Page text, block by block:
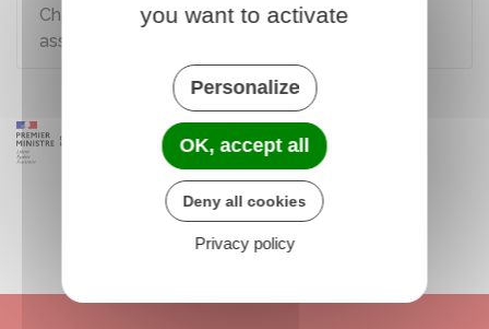
Changements dans l'administration d'une
association
you want to activate
Personalize
OK, accept all
Deny all cookies
Privacy policy